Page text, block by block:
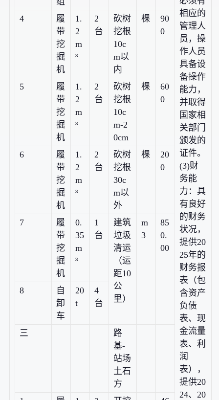
相应的
管理人
员，操
作人员
具备设
备操作
能力，
并取得
国家相
关部门
颁发的
证件。
(3)财
务能
力：具
有良好
的财务
状况，
提供20
25年的
财务报
表（包
含资产
负债
表、现
金流量
表、利
润
表），
提供20
24、20
4
履
带
挖
掘
机
1.
2
m
³
2
台
砍树
挖根
10c
m以
内
棵
90
0
5
履
带
挖
掘
机
1.
2
m
³
2
台
砍树
挖根
10c
m-2
0cm
棵
60
0
6
履
带
挖
掘
机
1.
2
m
³
2
台
砍树
挖根
30c
m以
外
棵
20
0
7
履
带
挖
掘
机
0.
35
m
³
1
台
建筑
垃圾
清运
（运
距10
公
里）
m
3
85
0.
00
8
自
卸
车
20
t
4
台
三
路
基-
站场
土石
方